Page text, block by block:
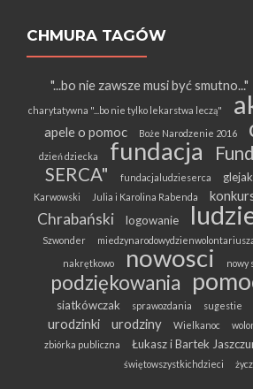
CHMURA TAGÓW
"...bo nie zawsze musi być smutno..."
charytatywna "...bo nie tylko lekarstwa leczą"
apele o pomoc Boże Narodzenie 2016
dzień dziecka fundacja
SERCA"
fundacjaludzieserca glejak
Karwowski
Julia i Karolina Rabenda
Chrabański
logowanie
Szwonder
nakrętkowo nowosci nowy
podziękowania
siatkówczak sprawozdania sugestie
urodzinki urodziny Wielkanoc
zbiórka publiczna
Łukasz i Bartek
świętowszystkichdzieci